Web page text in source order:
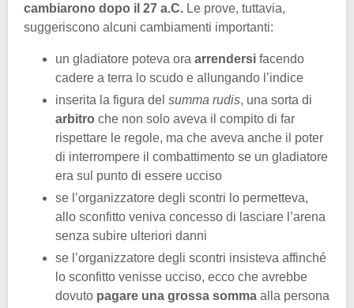
cambiarono dopo il 27 a.C. Le prove, tuttavia,
suggeriscono alcuni cambiamenti importanti:
un gladiatore poteva ora arrendersi facendo
cadere a terra lo scudo e allungando l’indice
inserita la figura del summa rudis, una sorta di
arbitro che non solo aveva il compito di far
rispettare le regole, ma che aveva anche il poter
di interrompere il combattimento se un gladiatore
era sul punto di essere ucciso
se l’organizzatore degli scontri lo permetteva,
allo sconfitto veniva concesso di lasciare l’arena
senza subire ulteriori danni
se l’organizzatore degli scontri insisteva affinché
lo sconfitto venisse ucciso, ecco che avrebbe
dovuto pagare una grossa somma alla persona